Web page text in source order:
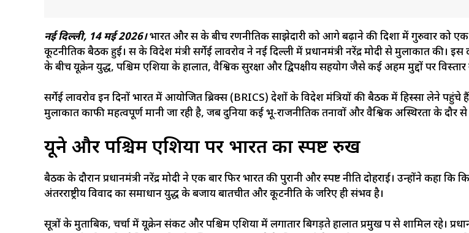
नई दिल्ली, 14 मई 2026।भारत और रूस के बीच रणनीतिक साझेदारी को आगे बढ़ाने की दिशा में गुरुवार को एक
कूटनीतिक बैठक हुई। रूस के विदेश मंत्री सर्गेई लावरोव ने नई दिल्ली में प्रधानमंत्री नरेंद्र मोदी से मुलाकात की। इस
के बीच यूक्रेन युद्ध, पश्चिम एशिया के हालात, वैश्विक सुरक्षा और द्विपक्षीय सहयोग जैसे कई अहम मुद्दों पर
सर्गेई लावरोव इन दिनों भारत में आयोजित ब्रिक्स (BRICS) देशों के विदेश मंत्रियों की बैठक में हिस्सा लेने
मुलाकात काफी महत्वपूर्ण मानी जा रही है, जब दुनिया कई भू-राजनीतिक तनावों और वैश्विक अस्थिरता के दौर से
यूक्रेन और पश्चिम एशिया पर भारत का स्पष्ट रुख
बैठक के दौरान प्रधानमंत्री नरेंद्र मोदी ने एक बार फिर भारत की पुरानी और स्पष्ट नीति दोहराई। उन्होंने कहा कि
अंतरराष्ट्रीय विवाद का समाधान युद्ध के बजाय बातचीत और कूटनीति के जरिए ही संभव है।
सूत्रों के मुताबिक, चर्चा में यूक्रेन संकट और पश्चिम एशिया में लगातार बिगड़ते हालात प्रमुख रूप से शामिल रहे।